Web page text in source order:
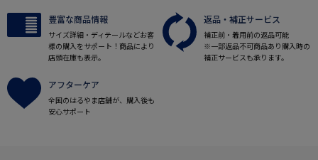
豊富な商品情報
サイズ詳細・ディテールなどお客
様の購入をサポート！商品により
店頭在庫も表示。
返品・補正サービス
補正前・着用前の返品可能
※一部返品不可商品あり購入時の
補正サービスも承ります。
アフターケア
全国のはるやま店舗が、購入後も
安心サポート